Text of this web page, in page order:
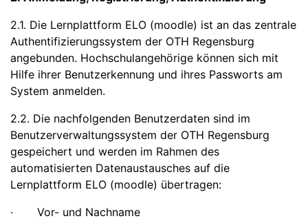
2.1. Die Lernplattform ELO (moodle) ist an das zentrale
Authentifizierungssystem der OTH Regensburg
angebunden. Hochschulangehörige können sich mit
Hilfe ihrer Benutzerkennung und ihres Passworts am
System anmelden.
2.2. Die nachfolgenden Benutzerdaten sind im
Benutzerverwaltungssystem der OTH Regensburg
gespeichert und werden im Rahmen des
automatisierten Datenaustausches auf die
Lernplattform ELO (moodle) übertragen:
· Vor- und Nachname